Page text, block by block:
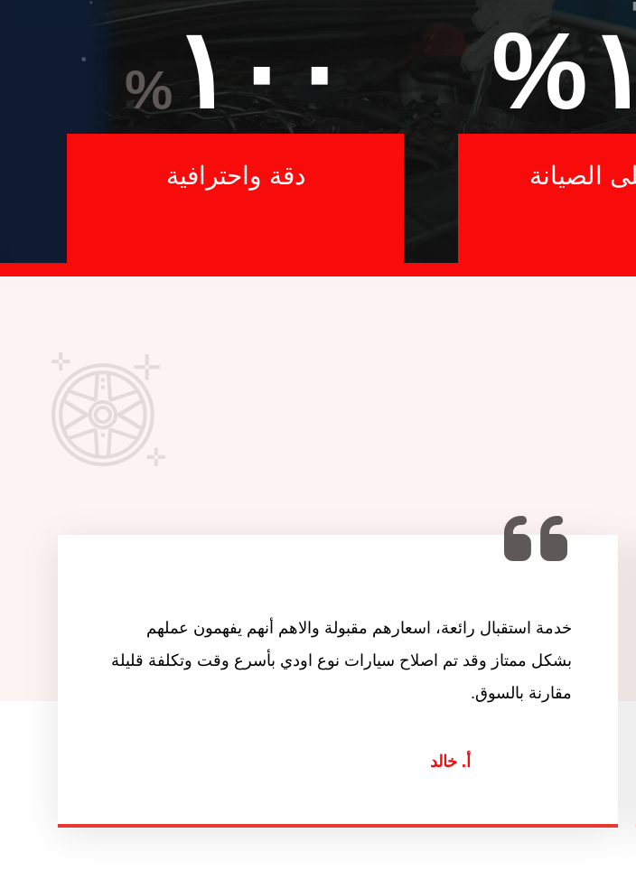
%
الصيانة
١٠٠ %
دقة واحترافية
خدمة استقبال رائعة، اسعارهم مقبولة والاهم أنهم يفهمون عملهم
بشكل ممتاز وقد تم اصلاح سيارات نوع اودي بأسرع وقت وتكلفة قليلة
مقارنة بالسوق.
أ. خالد